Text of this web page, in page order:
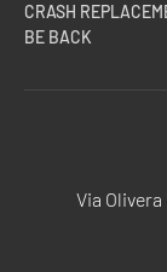
Via Olivera
CRASH
BE BACK